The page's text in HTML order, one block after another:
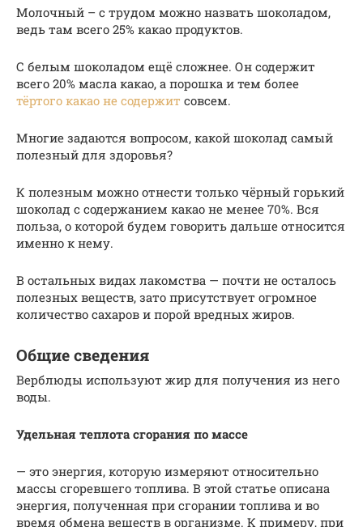
Молочный – с трудом можно назвать шоколадом,
ведь там всего 25% какао продуктов.
С белым шоколадом ещё сложнее. Он содержит
всего 20% масла какао, а порошка и тем более
тёртого какао не содержит совсем.
Многие задаются вопросом, какой шоколад самый
полезный для здоровья?
К полезным можно отнести только чёрный горький
шоколад с содержанием какао не менее 70%. Вся
польза, о которой будем говорить дальше относится
именно к нему.
В остальных видах лакомства — почти не осталось
полезных веществ, зато присутствует огромное
количество сахаров и порой вредных жиров.
Общие сведения
Верблюды используют жир для получения из него
воды.
Удельная теплота сгорания по массе
— это энергия, которую измеряют относительно
массы сгоревшего топлива. В этой статье описана
энергия, полученная при сгорании топлива и во
время обмена веществ в организме. К примеру, при